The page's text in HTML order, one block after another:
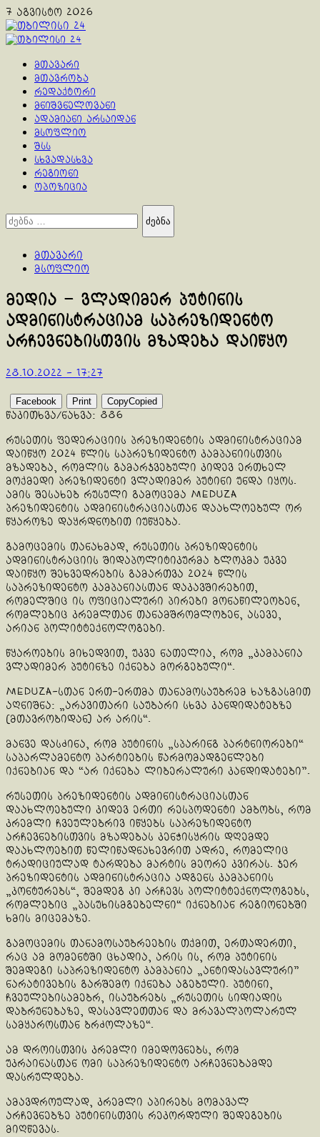
Skip
to
content
7 აგვისტო 2026
Primary
მთავარი
მთავრობა
რედაქტორი
მნიშვნელოვანი
ადამიანი არსაიდან
მსოფლიო
შსს
სხვადასხვა
რეგიონი
ოპოზიცია
ძებნა:
მთავარი
მსოფლიო
მედია – ვლადიმერ პუტინის
ადმინისტრაციამ საპრეზიდენტო
არჩევნებისთვის მზადება დაიწყო
28.10.2022 - 17:27
Facebook Print CopyCopied
წაკითხვა/ნახვა: 886
რუსეთის ფედერაციის პრეზიდენტის ადმინისტრაციამ
დაიწყო 2024 წლის საპრეზიდენტო კამპანიისთვის
მზადება, რომლის გამარჯვებული კიდევ ერთხელ
მოქმედი პრეზიდენტი ვლადიმერ პუტინი უნდა იყოს.
ამის შესახებ რუსული გამოცემა Meduza
პრეზიდენტის ადმინისტრაციასთან დაახლოებულ ორ
წყაროზე დაყრდნობით იუწყება.
გამოცემის თანახმად, რუსეთის პრეზიდენტის
ადმინისტრაციის შიდაპოლიტიკურმა ბლოკმა უკვე
დაიწყო შეხვედრების გამართვა 2024 წლის
საპრეზიდენტო კამპანიასთან დაკავშირებით,
რომელშიც ის ოფიციალური პირები მონაწილეობენ,
რომლებიც კრემლთან თანამშრომლობენ, ასევე,
არიან პოლიტტექნოლოგები.
წყაროების მიხედვით, უკვე ნათელია, რომ „კამპანია
ვლადიმერ პუტინზე იქნება მორგებული“.
Meduza-სთან ერთ-ერთმა თანამოსაუბრემ ხაზგასმით
აღნიშნა: „არავითარი საუბარი სხვა კანდიდატებზე
[მთავრობიდან] არ არის“.
მანვე დასძინა, რომ პუტინის „სპარინგ პარტნიორები“
საპარლამენტო პარტიების წარმომადგენლები
იქნებიან და “არ იქნება ლიბერალური კანდიდატები”.
რუსეთის პრეზიდენტის ადმინისტრაციასთან
დაახლოებული კიდევ ერთი რესპოდენტი ამბობს, რომ
კრემლი ჩვეულებრივ იწყებს საპრეზიდენტო
არჩევნებისთვის მზადებას კენჭისყრის დღემდე
დაახლოებით წელიწადნახევრით ადრე, რომელიც
ტრადიციულად ტარდება მარტის მეორე კვირას. ჯერ
პრეზიდენტის ადმინისტრაცია ადგენს კამპანიის
„კონტურებს“, შემდეგ კი არჩევს პოლიტტექნოლოგებს,
რომლებიც „პასუხისმგებელნი“ იქნებიან რეგიონებში
ხმის მიცემაზე.
გამოცემის თანამოსაუბრეების თქმით, ერთადერთი,
რაც ამ მომენტში ცხადია, არის ის, რომ პუტინის
შემდეგი საპრეზიდენტო კამპანია „ანტიდასავლური”
ნარატივების გარშემო იქნება აგებული. პუტინი,
ჩვეულებისამებრ, ისაუბრებს „რუსეთის სიდიადის
დაბრუნებაზე, დასავლეთთან და მრავალპოლარულ
სამყაროსთან ბრძოლაზე“.
ამ დროისთვის კრემლი იმედოვნებს, რომ
უკრაინასთან ომი საპრეზიდენტო არჩევნებამდე
დასრულდება.
ამავდროულად, კრემლი აპირებს მომავალ
არჩევნებზე პუტინისთვის რეკორდული შედეგების
მიღწევას.